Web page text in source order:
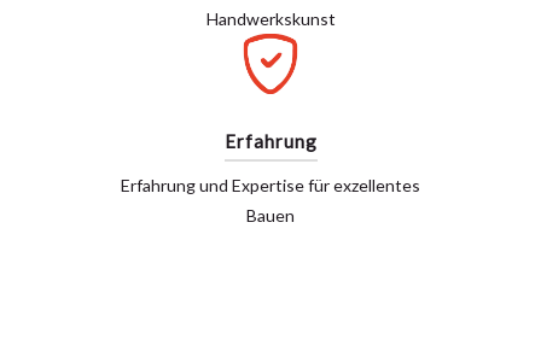
Handwerkskunst
Erfahrung
Erfahrung und Expertise für exzellentes
Bauen